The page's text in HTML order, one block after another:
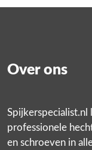
Over ons
professionele
en schroeven in